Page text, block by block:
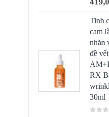
Tinh
cam
nhăn
đề
RX
30ml